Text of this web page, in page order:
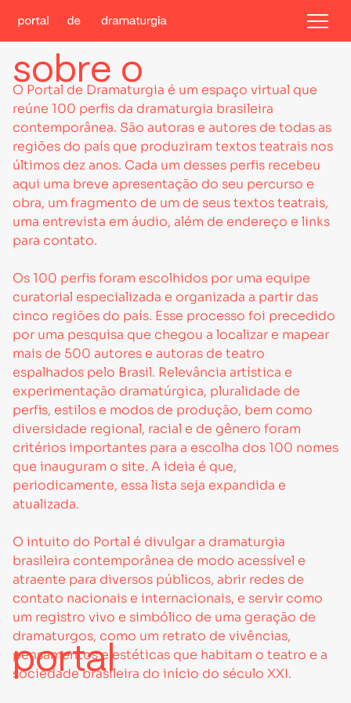
sobre o
portal
O Portal de Dramaturgia é um espaço virtual que
reúne 100 perfis da dramaturgia brasileira
contemporânea. São autoras e autores de todas as
regiões do país que produziram textos teatrais nos
últimos dez anos. Cada um desses perfis recebeu
aqui uma breve apresentação do seu percurso e
obra, um fragmento de um de seus textos teatrais,
uma entrevista em áudio, além de endereço e links
para contato.
Os 100 perfis foram escolhidos por uma equipe
curatorial especializada e organizada a partir das
cinco regiões do país. Esse processo foi precedido
por uma pesquisa que chegou a localizar e mapear
mais de 500 autores e autoras de teatro
espalhados pelo Brasil. Relevância artística e
experimentação dramatúrgica, pluralidade de
perfis, estilos e modos de produção, bem como
diversidade regional, racial e de gênero foram
critérios importantes para a escolha dos 100 nomes
que inauguram o site. A ideia é que,
periodicamente, essa lista seja expandida e
atualizada.
O intuito do Portal é divulgar a dramaturgia
brasileira contemporânea de modo acessível e
atraente para diversos públicos, abrir redes de
contato nacionais e internacionais, e servir como
um registro vivo e simbólico de uma geração de
dramaturgos, como um retrato de vivências,
pensamentos e estéticas que habitam o teatro e a
sociedade brasileira do início do século XXI.